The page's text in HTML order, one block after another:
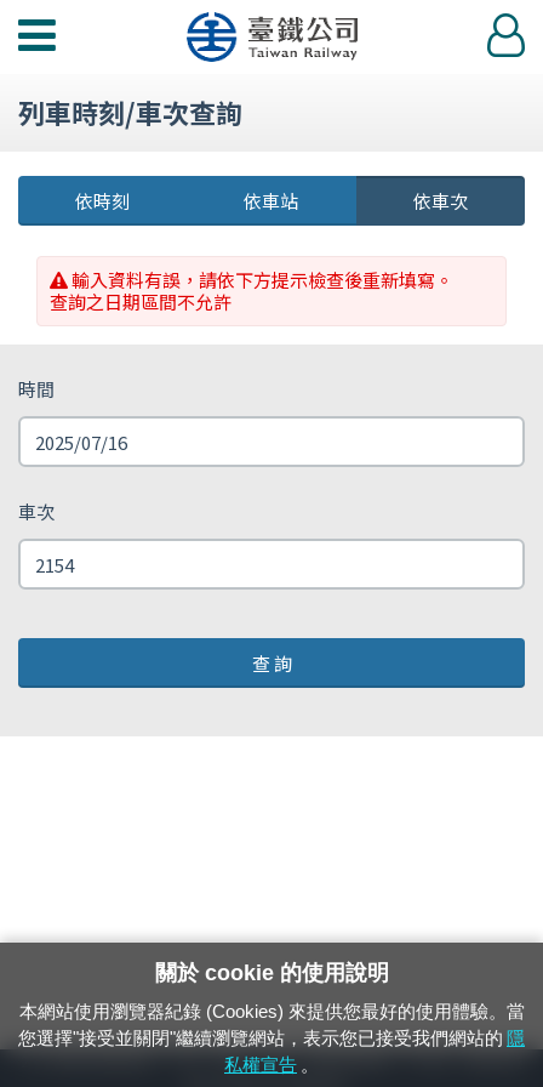
功
選
登
入
列車時刻/車次查詢
依時刻 依車站 依車次
輸入資料有誤，請依下方提示檢查後重新填寫。
查詢之日期區間不允許
時間
車次
查 詢
24小時緊急通報電話：1933（市話、手機，僅限發現軌道、平交道、橋樑及隧
關於 cookie 的使用說明
本網站使用瀏覽器紀錄 (Cookies) 來提供您最好的使用體驗。當
您選擇"接受並關閉"繼續瀏覽網站，表示您已接受我們網站的 隱
私權宣告 。